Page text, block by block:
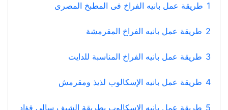
1 طريقة عمل بانيه الفراخ فى المطبخ المصرى
2 طريقة عمل بانيه الفراخ المقرمشة
3 طريقة عمل بانيه الفراخ المناسبة للدایت
4 طريقة عمل بانيه الإسكالوب لذیذ ومقرمش
5 طريقة عمل بانيه الاسكالوب بطریقة الشیف سالى فؤاد